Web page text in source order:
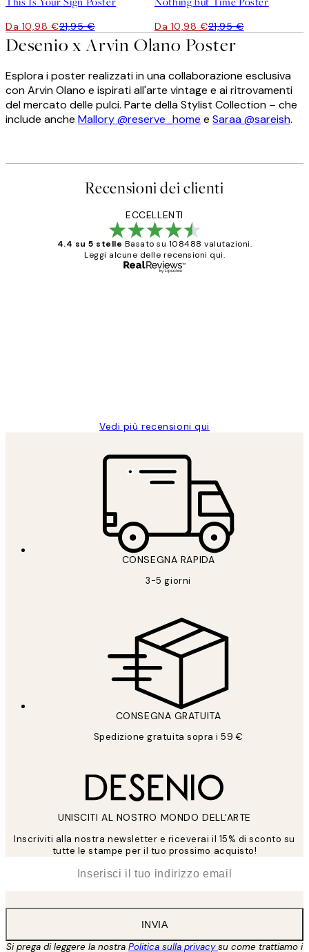
Da 10,98 €21,95 € Da 10,98 €21,95 €
Desenio x Arvin Olano Poster
Esplora i poster realizzati in una collaborazione esclusiva
con Arvin Olano e ispirati all'arte vintage e ai ritrovamenti
del mercato delle pulci. Parte della Stylist Collection – che
include anche Mallory @reserve_home e Saraa @sareish.
Recensioni dei clienti
ECCELLENTI
4.4 su 5 stelle Basato su 108488 valutazioni.
Leggi alcune delle recensioni qui.
Vedi più recensioni qui
CONSEGNA RAPIDA
3-5 giorni
CONSEGNA GRATUITA
Spedizione gratuita sopra i 59 €
UNISCITI AL NOSTRO MONDO DELL'ARTE
Inscriviti alla nostra newsletter e riceverai il 15% di sconto su
tutte le stampe per il tuo prossimo acquisto!
INVIA
Si prega di leggere la nostra Politica sulla privacysu come trattiamo i